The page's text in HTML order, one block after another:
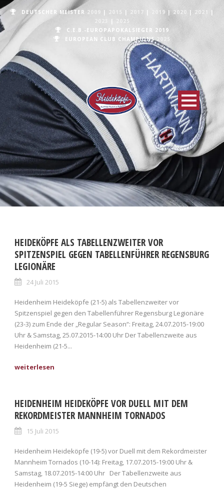
DEUTSCHER MEISTER 2009 | 2015 | 2017 | 2019 | 2020 | 2021
|
2023
|
2025
C.E.B.-EUROPAPOKALSIEGER 2019
EUROPEAN CLUB CHAMPIONS2025
HEIDEKÖPFE ALS TABELLENZWEITER VOR
SPITZENSPIEL GEGEN TABELLENFÜHRER REGENSBURG
LEGIONÄRE
24 Juli 2015
Heidenheim Heideköpfe (21-5) als Tabellenzweiter vor
Spitzenspiel gegen den Tabellenführer Regensburg Legionäre
(23-3) zum Ende der „Regular Season“: Freitag, 24.07.2015-19:00
Uhr & Samstag, 25.07.2015-14:00 Uhr Der Tabellenzweite aus
Heidenheim (21-5...
HEIDENHEIM HEIDEKÖPFE VOR DUELL MIT DEM
REKORDMEISTER MANNHEIM TORNADOS
15 Juli 2015
Heidenheim Heideköpfe (19-5) vor Duell mit dem Rekordmeister
Mannheim Tornados (10-14): Freitag, 17.07.2015-19:00 Uhr &
Samstag, 18.07.2015-14:00 Uhr Der Tabellenzweite aus
Heidenheim (19-5 Siege) empfängt den Deutschen